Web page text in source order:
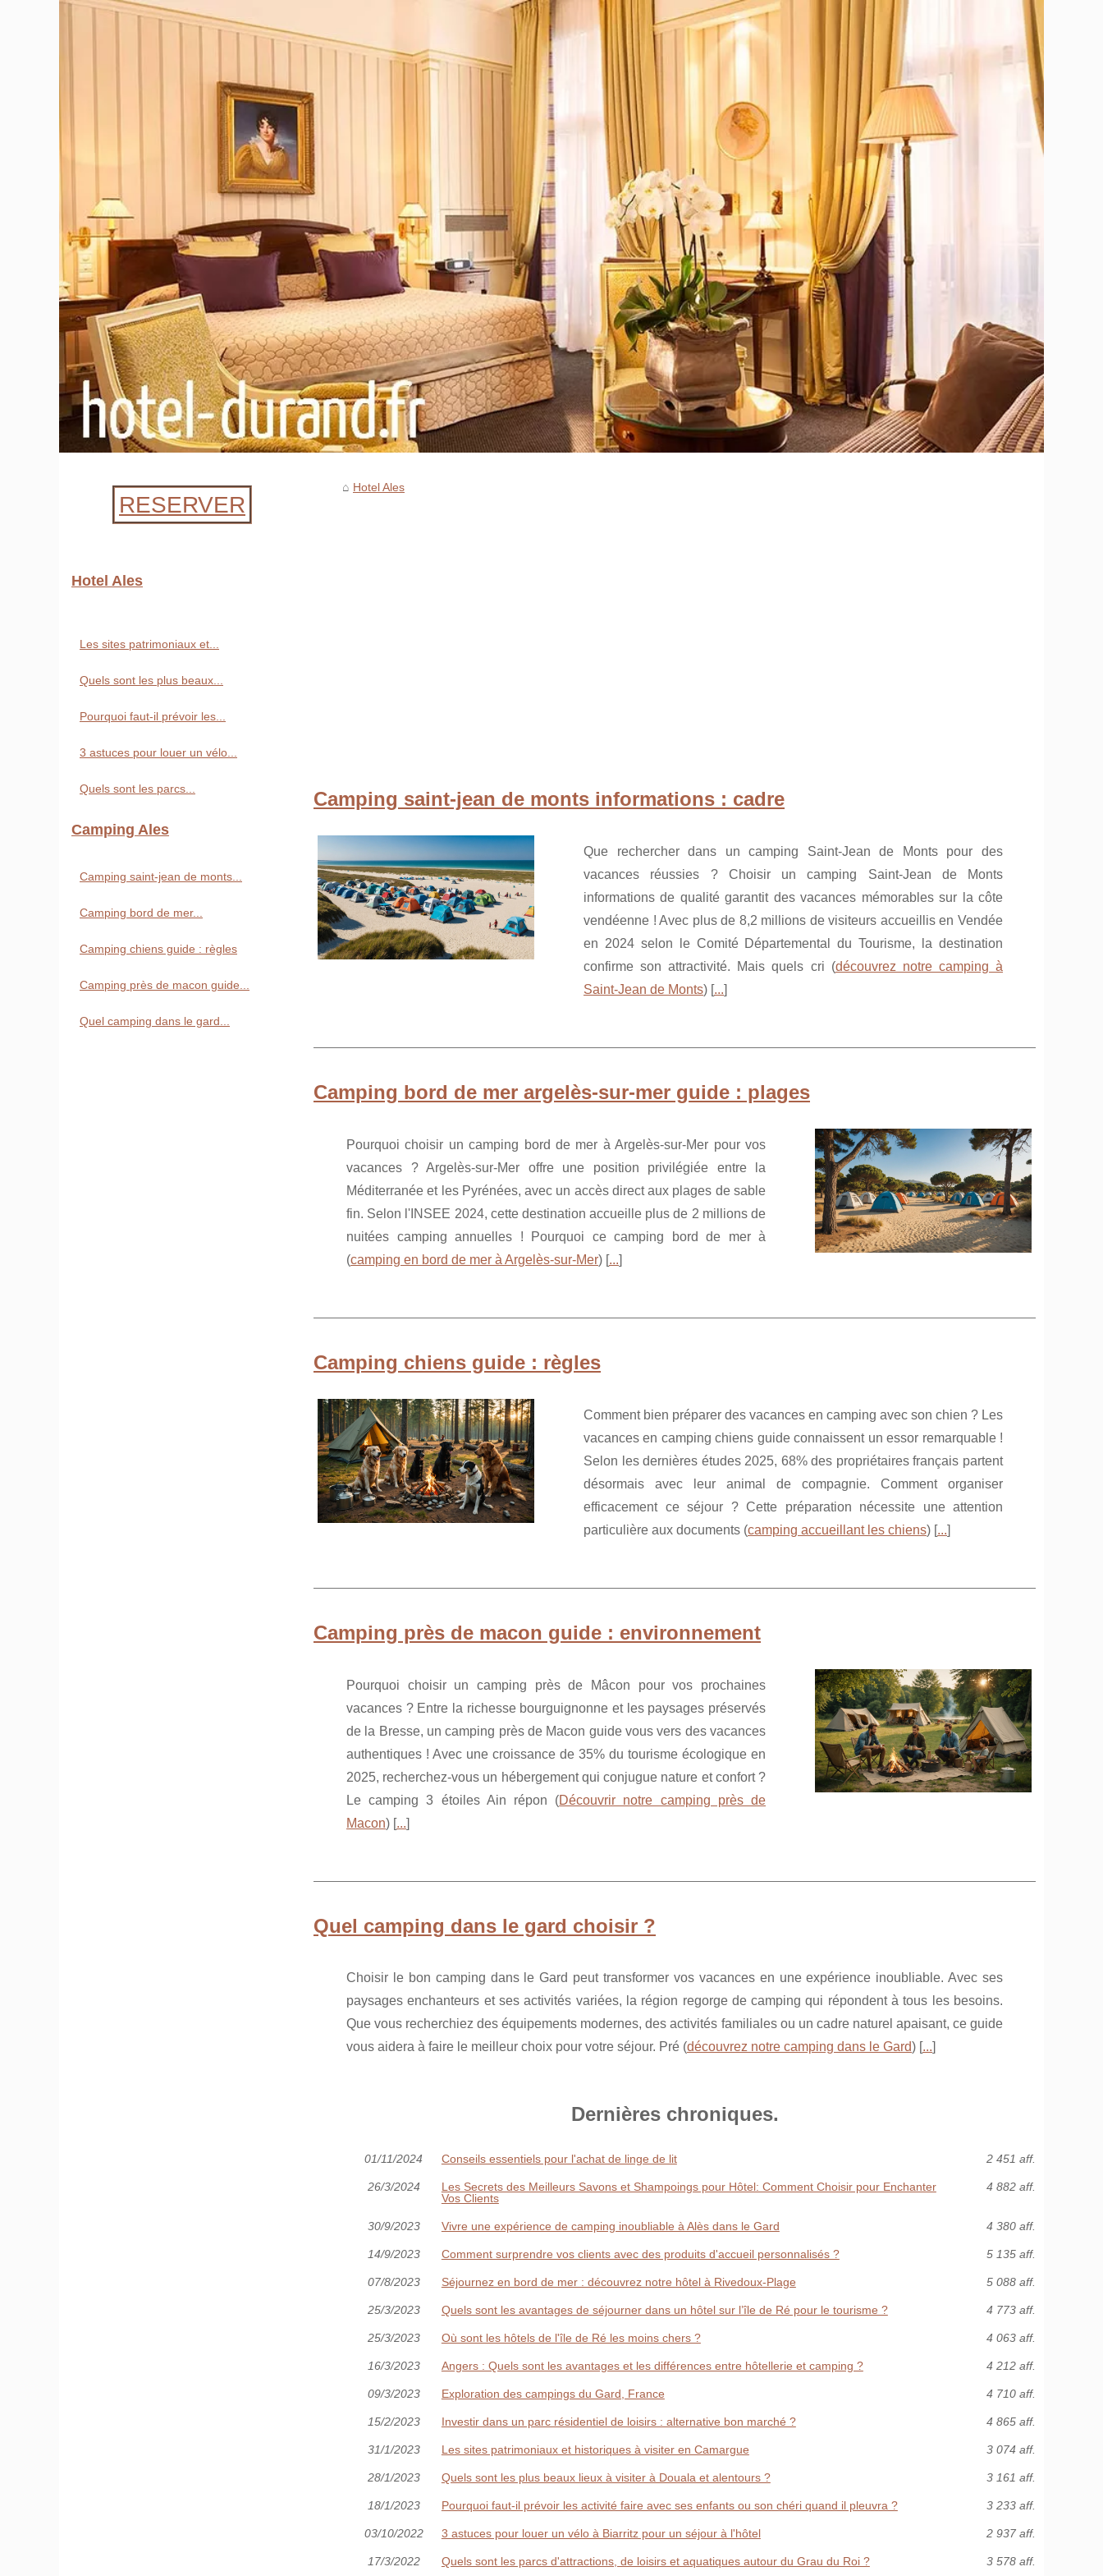
Hotel Ales
Camping saint-jean de monts informations : cadre
Que rechercher dans un camping Saint-Jean de Monts pour des
vacances réussies ? Choisir un camping Saint-Jean de Monts
informations de qualité garantit des vacances mémorables sur la côte
vendéenne ! Avec plus de 8,2 millions de visiteurs accueillis en Vendée
en 2024 selon le Comité Départemental du Tourisme, la destination
confirme son attractivité. Mais quels cri (découvrez notre camping à
Saint-Jean de Monts) [...]
Camping bord de mer argelès-sur-mer guide : plages
Pourquoi choisir un camping bord de mer à Argelès-sur-Mer pour vos
vacances ? Argelès-sur-Mer offre une position privilégiée entre la
Méditerranée et les Pyrénées, avec un accès direct aux plages de sable
fin. Selon l'INSEE 2024, cette destination accueille plus de 2 millions de
nuitées camping annuelles ! Pourquoi ce camping bord de mer à
(camping en bord de mer à Argelès-sur-Mer) [...]
Camping chiens guide : règles
Comment bien préparer des vacances en camping avec son chien ? Les
vacances en camping chiens guide connaissent un essor remarquable !
Selon les dernières études 2025, 68% des propriétaires français partent
désormais avec leur animal de compagnie. Comment organiser
efficacement ce séjour ? Cette préparation nécessite une attention
particulière aux documents (camping accueillant les chiens) [...]
Camping près de macon guide : environnement
Pourquoi choisir un camping près de Mâcon pour vos prochaines
vacances ? Entre la richesse bourguignonne et les paysages préservés
de la Bresse, un camping près de Macon guide vous vers des vacances
authentiques ! Avec une croissance de 35% du tourisme écologique en
2025, recherchez-vous un hébergement qui conjugue nature et confort ?
Le camping 3 étoiles Ain répon (Découvrir notre camping près de
Macon) [...]
Quel camping dans le gard choisir ?
Choisir le bon camping dans le Gard peut transformer vos vacances en une expérience inoubliable. Avec ses
paysages enchanteurs et ses activités variées, la région regorge de camping qui répondent à tous les besoins.
Que vous recherchiez des équipements modernes, des activités familiales ou un cadre naturel apaisant, ce guide
vous aidera à faire le meilleur choix pour votre séjour. Pré (découvrez notre camping dans le Gard) [ ...
Dernières chroniques.
01/11/2024 Conseils essentiels pour l'achat de linge de lit 2 451 aff.
26/3/2024
Les Secrets des Meilleurs Savons et Shampoings pour Hôtel: Comment Choisir pour Enchanter
Vos Clients
4 882 aff.
30/9/2023 Vivre une expérience de camping inoubliable à Alès dans le Gard 4 380 aff.
14/9/2023 Comment surprendre vos clients avec des produits d'accueil personnalisés ? 5 135 aff.
07/8/2023 Séjournez en bord de mer : découvrez notre hôtel à Rivedoux-Plage 5 088 aff.
25/3/2023 Quels sont les avantages de séjourner dans un hôtel sur l’île de Ré pour le tourisme ? 4 773 aff.
25/3/2023 Où sont les hôtels de l'île de Ré les moins chers ? 4 063 aff.
16/3/2023 Angers : Quels sont les avantages et les différences entre hôtellerie et camping ? 4 212 aff.
09/3/2023 Exploration des campings du Gard, France 4 710 aff.
15/2/2023 Investir dans un parc résidentiel de loisirs : alternative bon marché ? 4 865 aff.
31/1/2023 Les sites patrimoniaux et historiques à visiter en Camargue 3 074 aff.
28/1/2023 Quels sont les plus beaux lieux à visiter à Douala et alentours ? 3 161 aff.
18/1/2023 Pourquoi faut-il prévoir les activité faire avec ses enfants ou son chéri quand il pleuvra ? 3 233 aff.
03/10/2022 3 astuces pour louer un vélo à Biarritz pour un séjour à l'hôtel 2 937 aff.
17/3/2022 Quels sont les parcs d'attractions, de loisirs et aquatiques autour du Grau du Roi ? 3 578 aff.
RESERVER
Hotel Ales
Les sites patrimoniaux et...
Quels sont les plus beaux...
Pourquoi faut-il prévoir les...
3 astuces pour louer un vélo...
Quels sont les parcs...
Camping Ales
Camping saint-jean de monts...
Camping bord de mer...
Camping chiens guide : règles
Camping près de macon guide...
Quel camping dans le gard...